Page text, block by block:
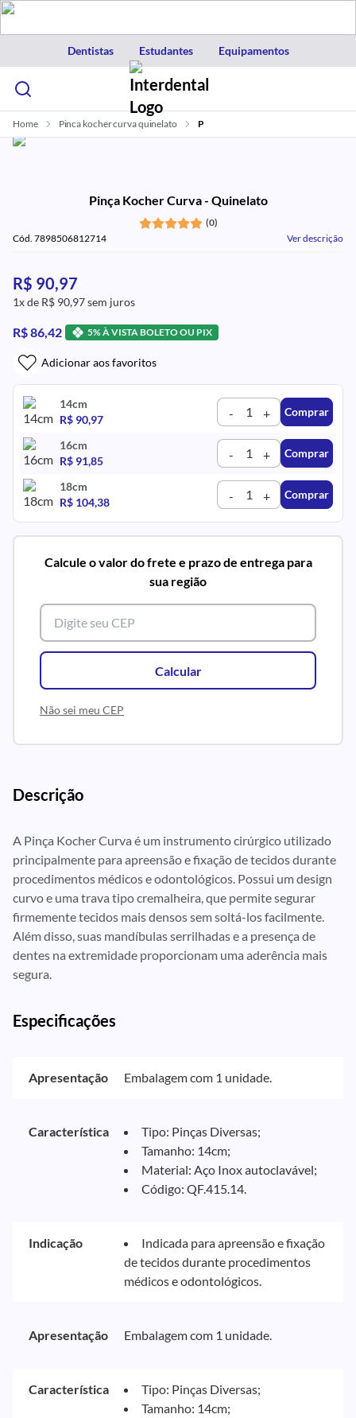
Dentistas Estudantes Equipamentos
Home Pinca kocher curva quinelato P
Pinça Kocher Curva - Quinelato
(0)
Cód. 7898506812714
Ver descrição
R$ 90,97
1x de R$ 90,97 sem juros
R$ 86,42 5% À VISTA BOLETO OU PIX
Adicionar aos favoritos
14cm
R$ 90,97
- + Comprar
16cm
R$ 91,85
- + Comprar
18cm
R$ 104,38
- + Comprar
Calcule o valor do frete e prazo de entrega para
sua região
Calcular
Não sei meu CEP
Descrição
A Pinça Kocher Curva é um instrumento cirúrgico utilizado
principalmente para apreensão e fixação de tecidos durante
procedimentos médicos e odontológicos. Possui um design
curvo e uma trava tipo cremalheira, que permite segurar
firmemente tecidos mais densos sem soltá-los facilmente.
Além disso, suas mandíbulas serrilhadas e a presença de
dentes na extremidade proporcionam uma aderência mais
segura.
Especificações
Apresentação Embalagem com 1 unidade.
Característica
Tipo: Pinças Diversas;
Tamanho: 14cm;
Material: Aço Inox autoclavável;
Código: QF.415.14.
Indicação
Indicada para apreensão e fixação
de tecidos durante procedimentos
médicos e odontológicos.
Apresentação Embalagem com 1 unidade.
Característica
Tipo: Pinças Diversas;
Tamanho: 14cm;